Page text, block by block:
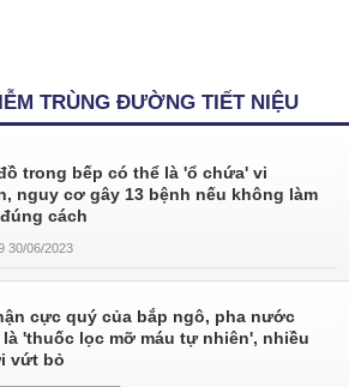
TRÙNG ĐƯỜNG TIẾT NIỆU
trong bếp có thể là 'ổ chứa' vi
nguy cơ gây 13 bệnh nếu không làm
cách
30/06/2023
cực quý của bắp ngô, pha nước
'thuốc lọc mỡ máu tự nhiên', nhiều
vứt bỏ